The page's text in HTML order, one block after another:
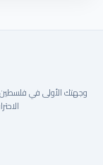
وجهتك الأولى في فلسطين